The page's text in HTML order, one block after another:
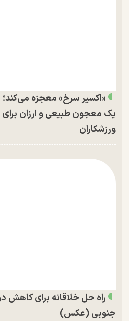
«اکسیر سرخ» معجزه
یک معجون طبیعی و ارزان
ورزشکاران
راه حل خلاقانه برای کاهش
جنوبی (عکس)